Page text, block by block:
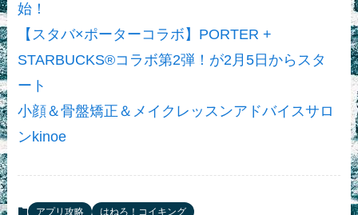
始！
【スタバ×ポーターコラボ】PORTER +
STARBUCKS®コラボ第2弾！が2月5日からスタ
ート
小顔＆骨盤矯正＆メイクレッスンアドバイスサロ
ンkinoe
アプリ攻略 はねろ！コイキング